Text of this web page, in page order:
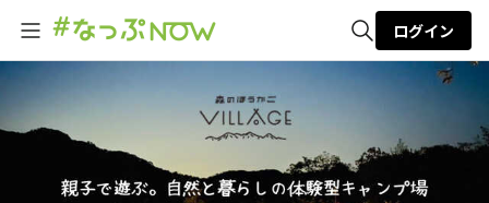
全体検索
ログイン